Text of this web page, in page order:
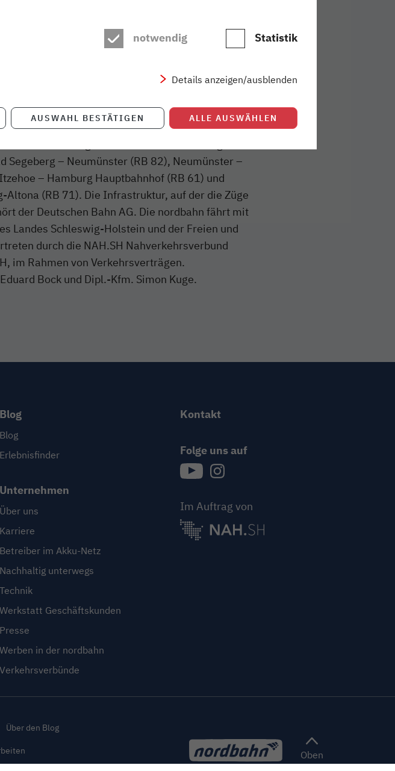
Mitarbeiter des nordbahn-Servicetelefons unter
mbH & Co. KG mit Sitz in
der AKN Eisenbahn GmbH und der
Segeberg – Neumünster (RB 82), Neumünster –
– Hamburg Hauptbahnhof (RB 61) und
(RB 71). Die Infrastruktur, auf der die Züge
der Deutschen Bahn AG. Die nordbahn fährt mit
Landes Schleswig-Holstein und der Freien und
durch die NAH.SH Nahverkehrsverbund
im Rahmen von Verkehrsverträgen.
Bock und Dipl.-Kfm. Simon Kuge.
Blog
Blog
Erlebnisfinder
Unternehmen
Über uns
Karriere
Betreiber im Akku-Netz
Nachhaltig unterwegs
Technik
Werkstatt Geschäftskunden
Presse
Werben in der nordbahn
Verkehrsverbünde
Kontakt
Folge uns auf
Im Auftrag von
Über den Blog
Oben
notwendig Statistik
Details anzeigen/ausblenden
AUSWAHL BESTÄTIGEN ALLE AUSWÄHLEN